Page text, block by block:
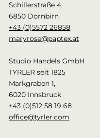
Schillerstraße 4,
6850 Dornbirn
+43 (0)5572 26858
maryrose@paptex.at
Studio Handels GmbH
TYRLER seit 1825
Markgraben 1,
6020 Innsbruck
+43 (0)512 58 19 68
office@tyrler.com